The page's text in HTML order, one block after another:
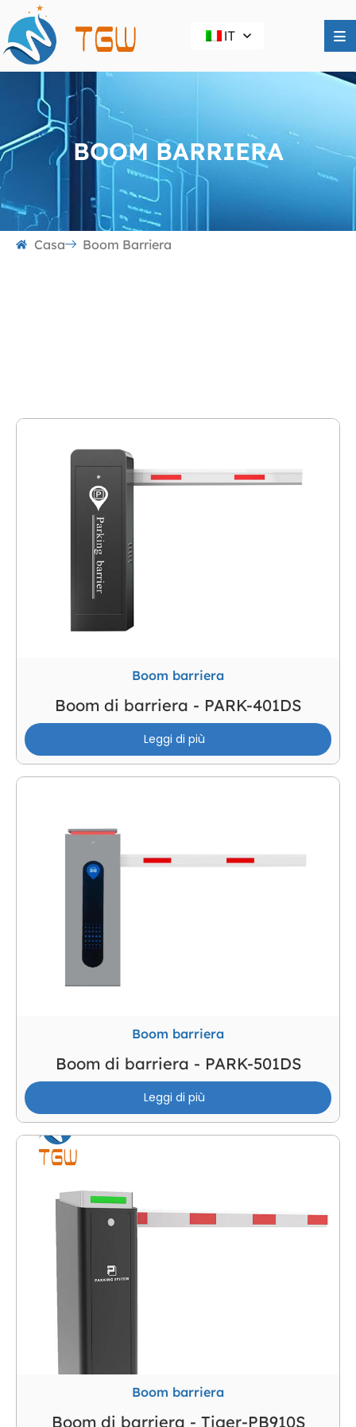
IT
BOOM BARRIERA
Casa Boom Barriera
Boom barriera
Boom di barriera - PARK-401DS
Leggi di più
Boom barriera
Boom di barriera - PARK-501DS
Leggi di più
Boom barriera
Boom di barriera - Tiger-PB910S